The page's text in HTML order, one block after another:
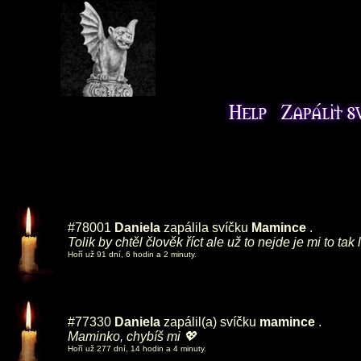
#78001 Daniela zapálila svíčku Mamince .
Tolik by chtěl člověk říct ale už to nejde je mi to tak
Hoří už 91 dní, 6 hodin a 2 minuty.
#77330 Daniela zapálil(a) svíčku mamince .
Maminko, chybíš mi 💖
Hoří už 277 dní, 14 hodin a 4 minuty.